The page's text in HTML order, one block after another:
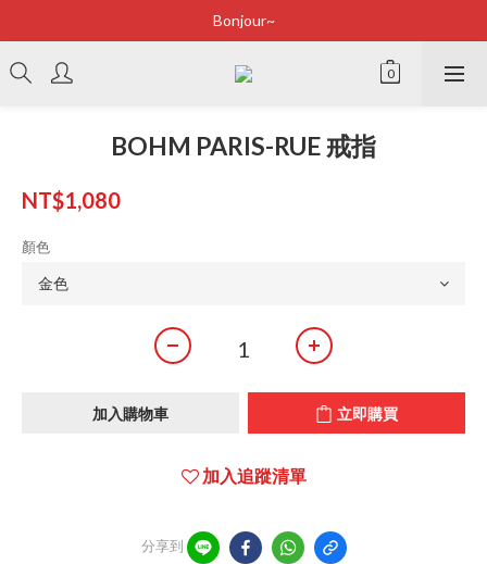
Bonjour~
Bonjour~
立即加入會員享有100元購物金
Bonjour~
BOHM PARIS-RUE 戒指
NT$1,080
顏色
加入購物車 立即購買
加入追蹤清單
分享到